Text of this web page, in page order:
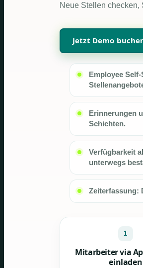
Neue Stellen checken,
Jetzt Demo
Employee
Erinnerungen
Schichten.
Verfügbarkeit
unterwegs
Zeiterfassung:
1
Mitarbeiter via
einladen